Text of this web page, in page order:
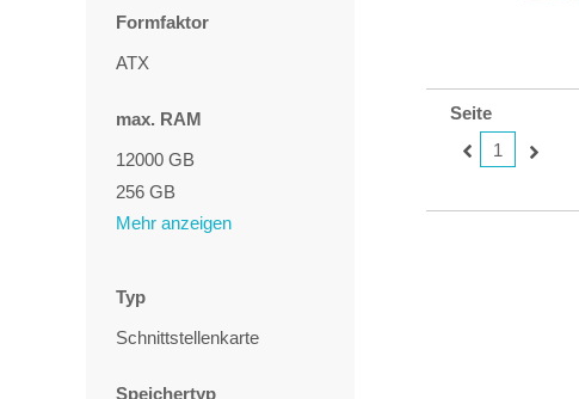
Formfaktor
ATX
max. RAM
12000 GB
256 GB
Mehr anzeigen
Typ
Schnittstellenkarte
Speichertyp
Seite
1